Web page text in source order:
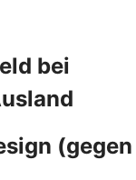
bei
(gegen